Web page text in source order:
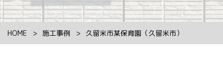
HOME 施工事例 久留米市某保育園（久留米市）